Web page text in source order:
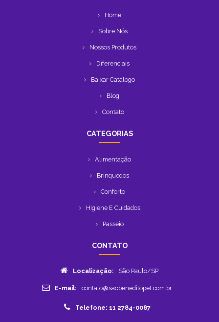
Home
Sobre Nós
Nossos Produtos
Diferenciais
Baixar Catálogo
Blog
Contato
CATEGORIAS
Alimentação
Brinquedos
Conforto
Higiene E Cuidados
Passeio
CONTATO
Localização: São Paulo/SP
E-mail: contato@saobeneditopet.com.br
Telefone: 11 2784-0087